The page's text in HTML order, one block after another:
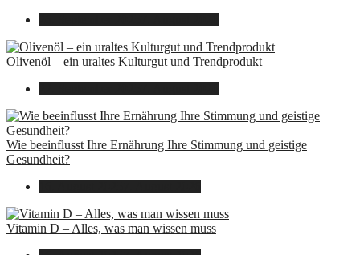
Olivenöl – ein uraltes Kulturgut und Trendprodukt
Wie beeinflusst Ihre Ernährung Ihre Stimmung und geistige
Gesundheit?
Vitamin D – Alles, was man wissen muss